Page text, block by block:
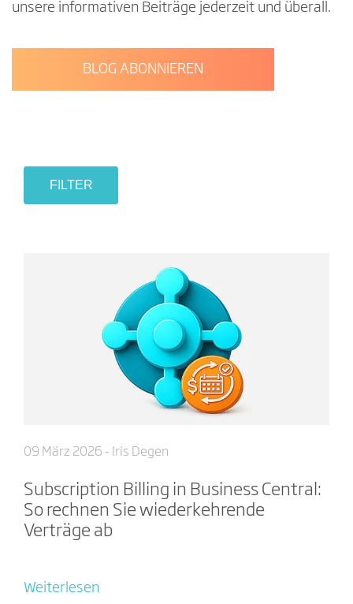
unsere informativen Beiträge jederzeit und überall.
BLOG ABONNIEREN
FILTER
09 März 2026 - Iris Degen
Subscription Billing in Business Central:
So rechnen Sie wiederkehrende
Verträge ab
Weiterlesen